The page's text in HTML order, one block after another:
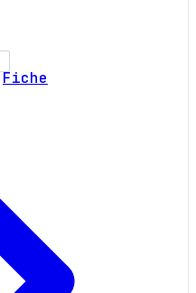
Fiche